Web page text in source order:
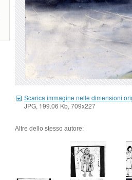
Scarica immagine nelle dimensioni
JPG, 199.06 Kb, 709x227
Altre dello stesso autore: